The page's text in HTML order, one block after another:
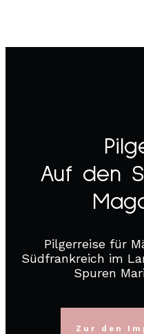
Auf den
Pilgerreise für
Südfrankreich im
Spuren
Zur den